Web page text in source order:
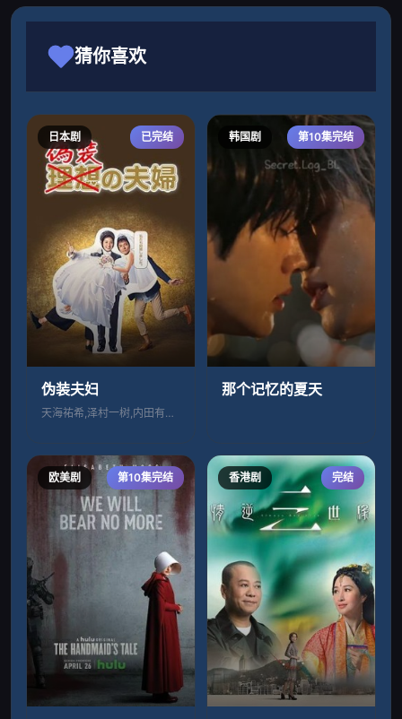
猜你喜欢
日本剧 已完结
伪装夫妇
天海祐希,泽村一树,内田有纪,工藤阿须加
韩国剧 第10集完结
那个记忆的夏天
欧美剧 第10集完结 香港剧 完结